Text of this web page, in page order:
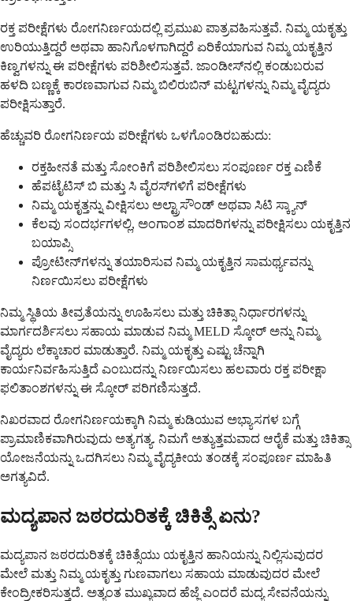
ರಕ್ತ ಪರೀಕ್ಷೆಗಳು ರೋಗನಿರ್ಣಯದಲ್ಲಿ ಪ್ರಮುಖ ಪಾತ್ರವಹಿಸುತ್ತವೆ. ನಿಮ್ಮ ಯಕೃತ್ತು
ಉರಿಯುತ್ತಿದ್ದರೆ ಅಥವಾ ಹಾನಿಗೊಳಗಾಗಿದ್ದರೆ ಏರಿಕೆಯಾಗುವ ನಿಮ್ಮ ಯಕೃತ್ತಿನ
ಕಿಣ್ವಗಳನ್ನು ಈ ಪರೀಕ್ಷೆಗಳು ಪರಿಶೀಲಿಸುತ್ತವೆ. ಜಾಂಡೀಸ್‌ನಲ್ಲಿ ಕಂಡುಬರುವ
ಹಳದಿ ಬಣ್ಣಕ್ಕೆ ಕಾರಣವಾಗುವ ನಿಮ್ಮ ಬಿಲಿರುಬಿನ್ ಮಟ್ಟಗಳನ್ನು ನಿಮ್ಮ ವೈದ್ಯರು
ಪರೀಕ್ಷಿಸುತ್ತಾರೆ.
ಹೆಚ್ಚುವರಿ ರೋಗನಿರ್ಣಯ ಪರೀಕ್ಷೆಗಳು ಒಳಗೊಂಡಿರಬಹುದು:
ರಕ್ತಹೀನತೆ ಮತ್ತು ಸೋಂಕಿಗೆ ಪರಿಶೀಲಿಸಲು ಸಂಪೂರ್ಣ ರಕ್ತ ಎಣಿಕೆ
ಹೆಪಟೈಟಿಸ್ ಬಿ ಮತ್ತು ಸಿ ವೈರಸ್‌ಗಳಿಗೆ ಪರೀಕ್ಷೆಗಳು
ನಿಮ್ಮ ಯಕೃತ್ತನ್ನು ವೀಕ್ಷಿಸಲು ಅಲ್ಟ್ರಾಸೌಂಡ್ ಅಥವಾ ಸಿಟಿ ಸ್ಕ್ಯಾನ್
ಕೆಲವು ಸಂದರ್ಭಗಳಲ್ಲಿ, ಅಂಗಾಂಶ ಮಾದರಿಗಳನ್ನು ಪರೀಕ್ಷಿಸಲು ಯಕೃತ್ತಿನ
ಬಯಾಪ್ಸಿ
ಪ್ರೋಟೀನ್‌ಗಳನ್ನು ತಯಾರಿಸುವ ನಿಮ್ಮ ಯಕೃತ್ತಿನ ಸಾಮರ್ಥ್ಯವನ್ನು
ನಿರ್ಣಯಿಸಲು ಪರೀಕ್ಷೆಗಳು
ನಿಮ್ಮ ಸ್ಥಿತಿಯ ತೀವ್ರತೆಯನ್ನು ಊಹಿಸಲು ಮತ್ತು ಚಿಕಿತ್ಸಾ ನಿರ್ಧಾರಗಳನ್ನು
ಮಾರ್ಗದರ್ಶಿಸಲು ಸಹಾಯ ಮಾಡುವ ನಿಮ್ಮ MELD ಸ್ಕೋರ್ ಅನ್ನು ನಿಮ್ಮ
ವೈದ್ಯರು ಲೆಕ್ಕಾಚಾರ ಮಾಡುತ್ತಾರೆ. ನಿಮ್ಮ ಯಕೃತ್ತು ಎಷ್ಟು ಚೆನ್ನಾಗಿ
ಕಾರ್ಯನಿರ್ವಹಿಸುತ್ತಿದೆ ಎಂಬುದನ್ನು ನಿರ್ಣಯಿಸಲು ಹಲವಾರು ರಕ್ತ ಪರೀಕ್ಷಾ
ಫಲಿತಾಂಶಗಳನ್ನು ಈ ಸ್ಕೋರ್ ಪರಿಗಣಿಸುತ್ತದೆ.
ನಿಖರವಾದ ರೋಗನಿರ್ಣಯಕ್ಕಾಗಿ ನಿಮ್ಮ ಕುಡಿಯುವ ಅಭ್ಯಾಸಗಳ ಬಗ್ಗೆ
ಪ್ರಾಮಾಣಿಕವಾಗಿರುವುದು ಅತ್ಯಗತ್ಯ. ನಿಮಗೆ ಅತ್ಯುತ್ತಮವಾದ ಆರೈಕೆ ಮತ್ತು ಚಿಕಿತ್ಸಾ
ಯೋಜನೆಯನ್ನು ಒದಗಿಸಲು ನಿಮ್ಮ ವೈದ್ಯಕೀಯ ತಂಡಕ್ಕೆ ಸಂಪೂರ್ಣ ಮಾಹಿತಿ
ಅಗತ್ಯವಿದೆ.
ಮದ್ಯಪಾನ ಜಠರದುರಿತಕ್ಕೆ ಚಿಕಿತ್ಸೆ ಏನು?
ಮದ್ಯಪಾನ ಜಠರದುರಿತಕ್ಕೆ ಚಿಕಿತ್ಸೆಯು ಯಕೃತ್ತಿನ ಹಾನಿಯನ್ನು ನಿಲ್ಲಿಸುವುದರ
ಮೇಲೆ ಮತ್ತು ನಿಮ್ಮ ಯಕೃತ್ತು ಗುಣವಾಗಲು ಸಹಾಯ ಮಾಡುವುದರ ಮೇಲೆ
ಕೇಂದ್ರೀಕರಿಸುತ್ತದೆ. ಅತ್ಯಂತ ಮುಖ್ಯವಾದ ಹೆಜ್ಜೆ ಎಂದರೆ ಮದ್ಯ ಸೇವನೆಯನ್ನು